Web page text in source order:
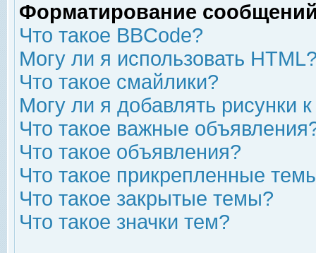
Форматирование
Что такое BBCode?
Могу ли я использовать
Что такое смайлики?
Могу ли я добавлять рисунки
Что такое важные
Что такое объявления?
Что такое прикрепленные
Что такое закрытые темы?
Что такое значки тем?